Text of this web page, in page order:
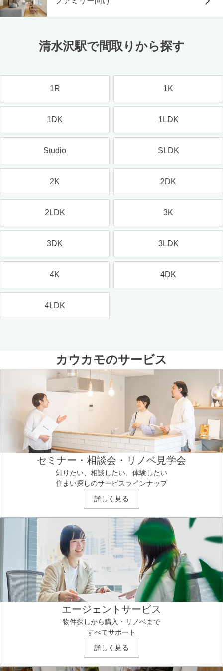
清水沢駅で間取りから探す
1R 1K
1DK 1LDK
Studio SLDK
2K 2DK
2LDK 3K
3DK 3LDK
4K 4DK
4LDK
カウカモのサービス
セミナー・相談会・リノベ見学会
知りたい、相談したい、体験したい
住まい探しのサービスラインナップ
詳しく見る
エージェントサービス
物件探しから購入・リノベまで
すべてサポート
詳しく見る